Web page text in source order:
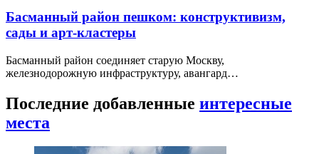
Басманный район пешком: конструктивизм,
сады и арт-кластеры
Басманный район соединяет старую Москву,
железнодорожную инфраструктуру, авангард…
Последние добавленные интересные
места